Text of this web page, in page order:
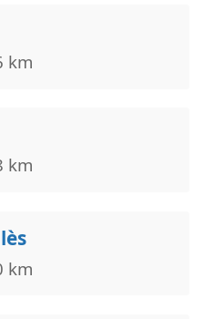
km
km
km